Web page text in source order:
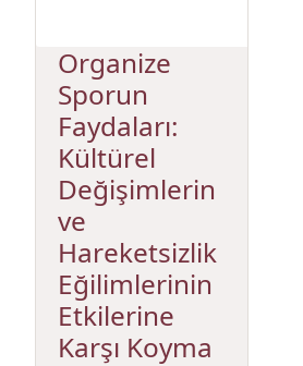
Organize
Sporun
Faydaları:
Kültürel
Değişimlerin
ve
Hareketsizlik
Eğilimlerinin
Etkilerine
Karşı Koyma